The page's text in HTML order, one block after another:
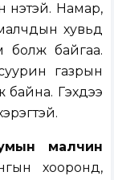
Намар,
хувьд
болж байгаа.
газрын
байна. Гэхдээ
малчин
хооронд,